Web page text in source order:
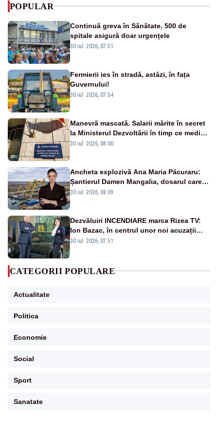
POPULAR
Continuă greva în Sănătate. 500 de
spitale asigură doar urgențele
30 iul. 2026, 07:51
Fermierii ies în stradă, astăzi, în fața
Guvernului!
30 iul. 2026, 07:54
Manevră mascată. Salarii mărite în secret
la Ministerul Dezvoltării în timp ce medicii
ies în stradă
30 iul. 2026, 08:00
Ancheta explozivă Ana Maria Păcuraru:
Șantierul Damen Mangalia, dosarul care
scufundă apărarea României
30 iul. 2026, 08:09
Dezvăluiri INCENDIARE marca Rizea TV:
Ion Bazac, în centrul unor noi acuzații
publice
30 iul. 2026, 07:51
CATEGORII POPULARE
Actualitate
Politica
Economie
Social
Sport
Sanatate